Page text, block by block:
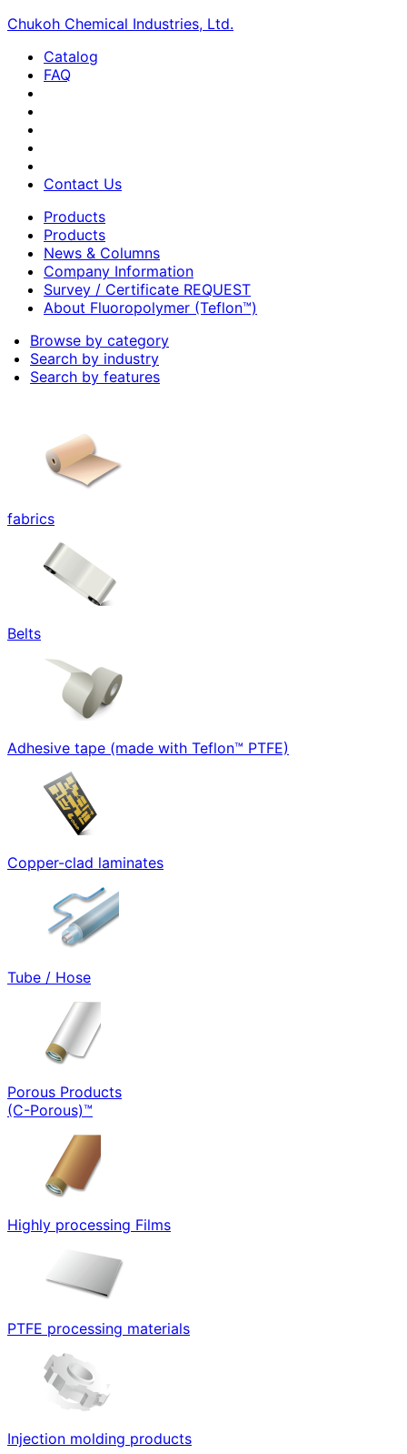
Chukoh Chemical Industries, Ltd.
Catalog
FAQ
Contact Us
Products
Products
News & Columns
Company Information
Survey / Certificate REQUEST
About Fluoropolymer (Teflon™)
Browse by category
Search by industry
Search by features
fabrics
Belts
Adhesive tape (made with Teflon™ PTFE)
Copper-clad laminates
Tube / Hose
Porous Products
(C-Porous)™
Highly processing Films
PTFE processing materials
Injection molding products